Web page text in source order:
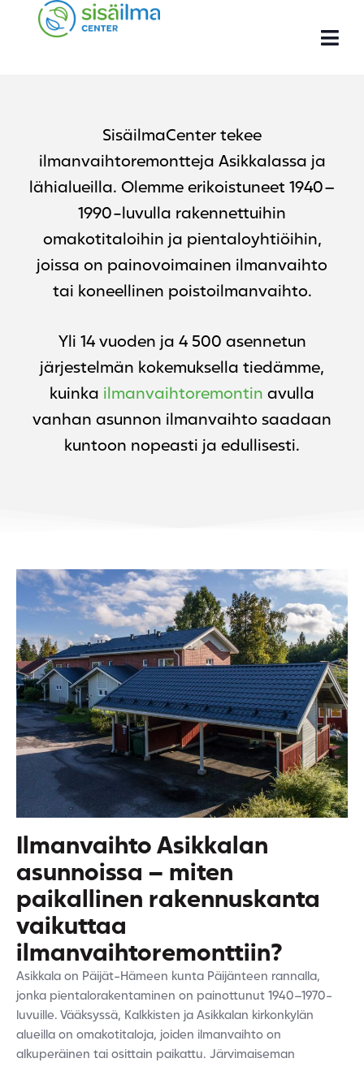
SisäilmaCenter tekee
ilmanvaihtoremontteja Asikkalassa ja
lähialueilla. Olemme erikoistuneet 1940–
1990-luvulla rakennettuihin
omakotitaloihin ja pientaloyhtiöihin,
joissa on painovoimainen ilmanvaihto
tai koneellinen poistoilmanvaihto.
Yli 14 vuoden ja 4 500 asennetun
järjestelmän kokemuksella tiedämme,
kuinka ilmanvaihtoremontin avulla
vanhan asunnon ilmanvaihto saadaan
kuntoon nopeasti ja edullisesti.
Ilmanvaihto Asikkalan
asunnoissa – miten
paikallinen rakennuskanta
vaikuttaa
ilmanvaihtoremonttiin?
Asikkala on Päijät-Hämeen kunta Päijänteen rannalla,
jonka pientalorakentaminen on painottunut 1940–1970-
luvuille. Vääksyssä, Kalkkisten ja Asikkalan kirkonkylän
alueilla on omakotitaloja, joiden ilmanvaihto on
alkuperäinen tai osittain paikattu. Järvimaiseman